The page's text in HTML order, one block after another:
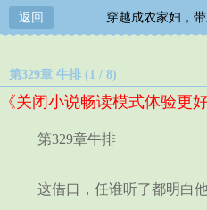
返回 穿越成农家妇，
第329章 牛排 (1 / 8)
《关闭小说畅读模式体验更好
第329章牛排
这借口，任谁听了都明白他